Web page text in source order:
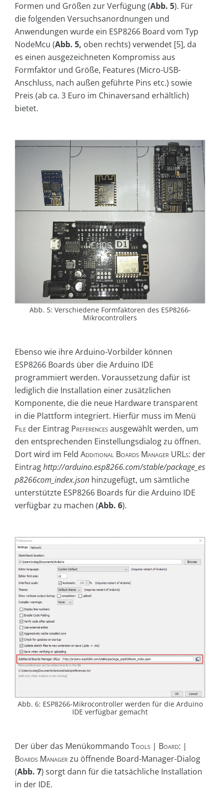
Formen und Größen zur Verfügung (Abb. 5). Für
die folgenden Versuchsanordnungen und
Anwendungen wurde ein ESP8266 Board vom Typ
NodeMcu (Abb. 5, oben rechts) verwendet [5], da
es einen ausgezeichneten Kompromiss aus
Formfaktor und Größe, Features (Micro-USB-
Anschluss, nach außen geführte Pins etc.) sowie
Preis (ab ca. 3 Euro im Chinaversand erhältlich)
bietet.
Abb. 5: Verschiedene Formfaktoren des ESP8266-
Mikrocontrollers
Ebenso wie ihre Arduino-Vorbilder können
ESP8266 Boards über die Arduino IDE
programmiert werden. Voraussetzung dafür ist
lediglich die Installation einer zusätzlichen
Komponente, die die neue Hardware transparent
in die Plattform integriert. Hierfür muss im Menü
File der Eintrag Preferencesausgewählt werden, um
den entsprechenden Einstellungsdialog zu öffnen.
Dort wird im Feld Additional Boards Manager URLs: der
Eintraghttp://arduino.esp8266.com/stable/package_es
p8266com_index.json hinzugefügt, um sämtliche
unterstützte ESP8266 Boards für die Arduino IDE
verfügbar zu machen (Abb. 6).
Abb. 6: ESP8266-Mikrocontroller werden für die Arduino
IDE verfügbar gemacht
Der über das Menükommando Tools | Board: |
Boards Managerzu öffnende Board-Manager-Dialog
(Abb. 7) sorgt dann für die tatsächliche Installation
in der IDE.